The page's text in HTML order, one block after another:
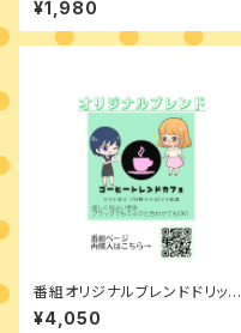
¥1,980
番組オリジナルブレンドドリップ
バッグ3種×5個(15個入り)
¥4,050